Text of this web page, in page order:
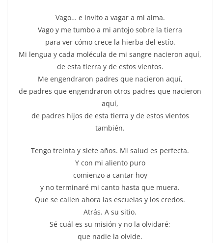
Vago… e invito a vagar a mi alma.
Vago y me tumbo a mi antojo sobre la tierra
para ver cómo crece la hierba del estío.
Mi lengua y cada molécula de mi sangre nacieron aquí,
de esta tierra y de estos vientos.
Me engendraron padres que nacieron aquí,
de padres que engendraron otros padres que nacieron
aquí,
de padres hijos de esta tierra y de estos vientos
también.
Tengo treinta y siete años. Mi salud es perfecta.
Y con mi aliento puro
comienzo a cantar hoy
y no terminaré mi canto hasta que muera.
Que se callen ahora las escuelas y los credos.
Atrás. A su sitio.
Sé cuál es su misión y no la olvidaré;
que nadie la olvide.